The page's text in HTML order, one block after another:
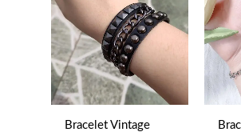
Bracelet Vintage